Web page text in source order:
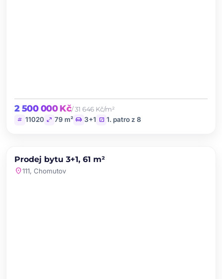
2 500 000 Kč/ 31 646 Kč/m²
tag 11020 open_in_full 79 m² chair 3+1 stairs 1. patro z 8
PRODEJ NOVINKA
Prodej bytu 3+1, 61 m²
location_on111, Chomutov